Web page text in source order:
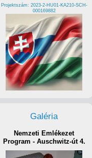
Projektszám: 2023-2-HU01-KA210-SCH-
000169882
Galéria
Nemzeti Emlékezet
Program - Auschwitz-út 4.